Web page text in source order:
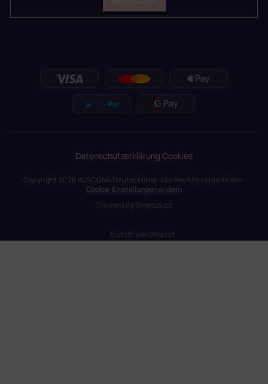
DatenschutzerklärungCookies
Erstellt von Shoptet
Copyright 2026 RUSCONA Deutschland. Alle Rechte vorbehalten.
Cookie-Einstellungen ändern
Created byShoptak.cz